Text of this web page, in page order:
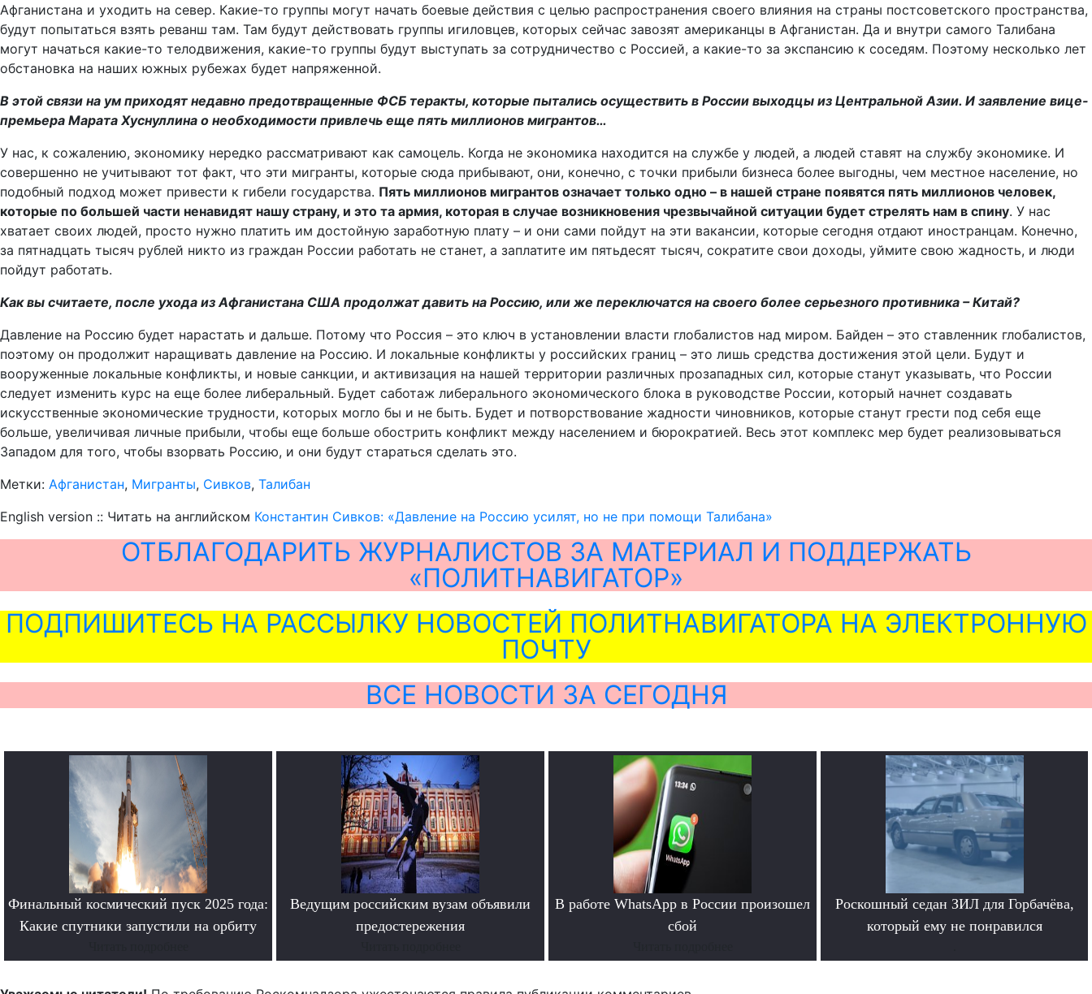
Афганистана и уходить на север. Какие-то группы могут начать боевые действия с целью распространения своего влияния на страны постсоветского пространства,
будут попытаться взять реванш там. Там будут действовать группы игиловцев, которых сейчас завозят американцы в Афганистан. Да и внутри самого Талибана
могут начаться какие-то телодвижения, какие-то группы будут выступать за сотрудничество с Россией, а какие-то за экспансию к соседям. Поэтому несколько лет
обстановка на наших южных рубежах будет напряженной.
В этой связи на ум приходят недавно предотвращенные ФСБ теракты, которые пытались осуществить в России выходцы из Центральной Азии. И заявление вице-
премьера Марата Хуснуллина о необходимости привлечь еще пять миллионов мигрантов…
У нас, к сожалению, экономику нередко рассматривают как самоцель. Когда не экономика находится на службе у людей, а людей ставят на службу экономике. И
совершенно не учитывают тот факт, что эти мигранты, которые сюда прибывают, они, конечно, с точки прибыли бизнеса более выгодны, чем местное население, но
подобный подход может привести к гибели государства. Пять миллионов мигрантов означает только одно – в нашей стране появятся пять миллионов человек,
которые по большей части ненавидят нашу страну, и это та армия, которая в случае возникновения чрезвычайной ситуации будет стрелять нам в спину. У нас
хватает своих людей, просто нужно платить им достойную заработную плату – и они сами пойдут на эти вакансии, которые сегодня отдают иностранцам. Конечно,
за пятнадцать тысяч рублей никто из граждан России работать не станет, а заплатите им пятьдесят тысяч, сократите свои доходы, уймите свою жадность, и люди
пойдут работать.
Как вы считаете, после ухода из Афганистана США продолжат давить на Россию, или же переключатся на своего более серьезного противника – Китай?
Давление на Россию будет нарастать и дальше. Потому что Россия – это ключ в установлении власти глобалистов над миром. Байден – это ставленник глобалистов,
поэтому он продолжит наращивать давление на Россию. И локальные конфликты у российских границ – это лишь средства достижения этой цели. Будут и
вооруженные локальные конфликты, и новые санкции, и активизация на нашей территории различных прозападных сил, которые станут указывать, что России
следует изменить курс на еще более либеральный. Будет саботаж либерального экономического блока в руководстве России, который начнет создавать
искусственные экономические трудности, которых могло бы и не быть. Будет и потворствование жадности чиновников, которые станут грести под себя еще
больше, увеличивая личные прибыли, чтобы еще больше обострить конфликт между населением и бюрократией. Весь этот комплекс мер будет реализовываться
Западом для того, чтобы взорвать Россию, и они будут стараться сделать это.
Метки: Афганистан, Мигранты, Сивков, Талибан
English version :: Читать на английском Константин Сивков: «Давление на Россию усилят, но не при помощи Талибана»
ОТБЛАГОДАРИТЬ ЖУРНАЛИСТОВ ЗА МАТЕРИАЛ И ПОДДЕРЖАТЬ
«ПОЛИТНАВИГАТОР»
ПОДПИШИТЕСЬ НА РАССЫЛКУ НОВОСТЕЙ ПОЛИТНАВИГАТОРА НА ЭЛЕКТРОННУЮ
ПОЧТУ
ВСЕ НОВОСТИ ЗА СЕГОДНЯ
Финальный космический пуск 2025 года:
Какие спутники запустили на орбиту
Ведущим российским вузам объявили
предостережения
В работе WhatsApp в России произошел
сбой
Роскошный седан ЗИЛ для Горбачёва,
который ему не понравился